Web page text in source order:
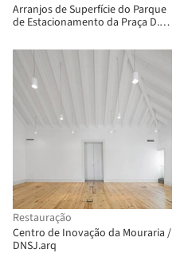
Arranjos de Superfície do Parque
de Estacionamento da Praça D.
Arruda Arquitectos Associados
Restauração
Centro de Inovação da Mouraria /
DNSJ.arq